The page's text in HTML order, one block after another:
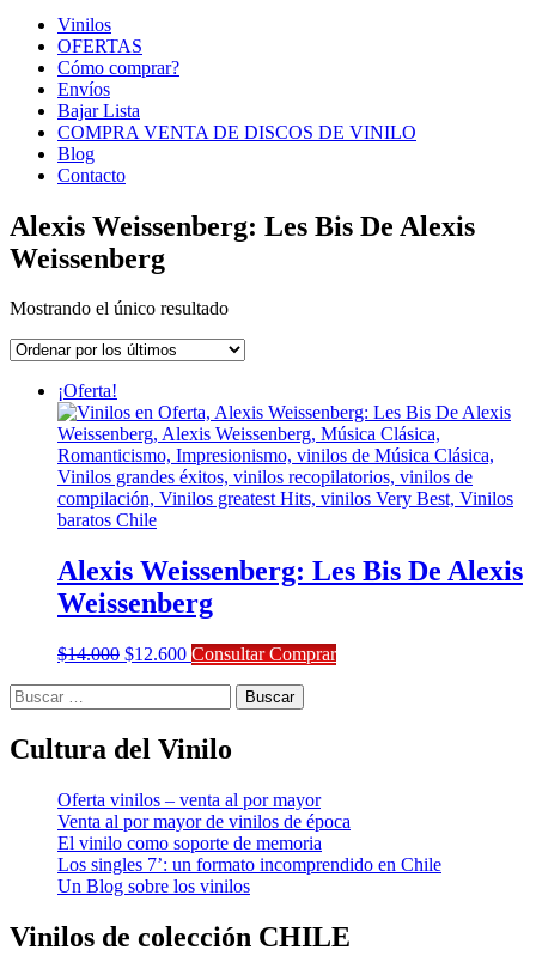
Vinilos
OFERTAS
Cómo comprar?
Envíos
Bajar Lista
COMPRA VENTA DE DISCOS DE VINILO
Blog
Contacto
Alexis Weissenberg: Les Bis De Alexis
Weissenberg
Mostrando el único resultado
¡Oferta!
Alexis Weissenberg: Les Bis De Alexis
Weissenberg
$14.000 El
$14.000.
$12.600El
$12.600.
Consultar Comprar
Buscar:
Cultura del Vinilo
Oferta vinilos – venta al por mayor
Venta al por mayor de vinilos de época
El vinilo como soporte de memoria
Los singles 7’: un formato incomprendido en Chile
Un Blog sobre los vinilos
Vinilos de colección CHILE